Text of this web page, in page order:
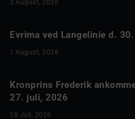
3 August, 2026
Evrima ved Langelinie d.
1 August, 2026
Kronprins Frederik
27. juli, 2026
28 Juli, 2026